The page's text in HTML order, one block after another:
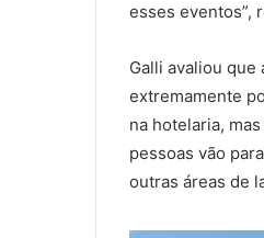
esses eventos”,
Galli avaliou que
extremamente
na hotelaria,
pessoas vão
outras áreas de